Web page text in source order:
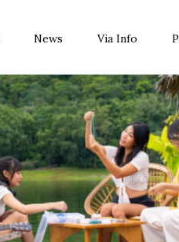
News Via Info